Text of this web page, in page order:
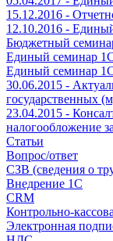
15.12.2016 -
12.10.2016 -
Бюджетный
Единый семинар
Единый семинар
30.06.2015 -
государственных
23.04.2015 -
налогообложение
Статьи
Вопрос/ответ
СЗВ (сведения о
Внедрение 1С
CRM
Контрольно-
Электронная